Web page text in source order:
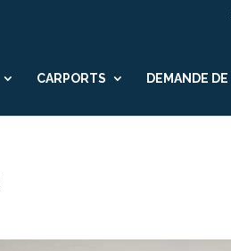
CARPORTS DEMANDE